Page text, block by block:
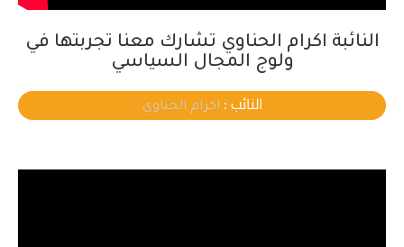
النائبة اكرام الحناوي تشارك معنا تجربتها في
ولوج المجال السياسي
النائب : اكرام الحناوي